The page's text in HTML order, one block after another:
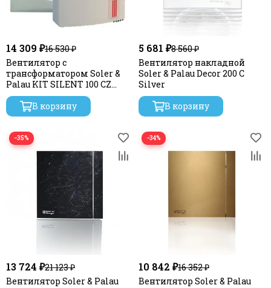
14 309 ₽16 530 ₽
Вентилятор с
трансформатором Soler &
Palau KIT SILENT 100 CZ
12V+CT 12/14
В корзину
5 681 ₽8 560 ₽
Вентилятор накладной
Soler & Palau Decor 200 C
Silver
В корзину
−35%
13 724 ₽21 123 ₽
Вентилятор Soler & Palau
−34%
10 842 ₽16 352 ₽
Вентилятор Soler & Palau